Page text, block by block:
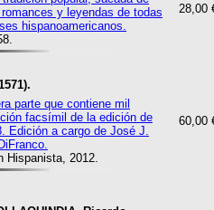
28,00
y leyendas de todas
hispanoamericanos.
60,00
parte que contiene mil
facsímil de la edición de
Edición a cargo de José J.
Hispanista, 2012.